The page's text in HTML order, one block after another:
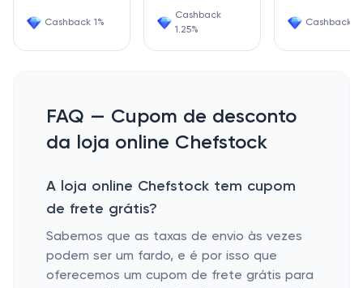
Cashback 1%
Cashback
1.25%
Cashback
FAQ — Cupom de desconto
da loja online Chefstock
A loja online Chefstock tem cupom
de frete grátis?
Sabemos que as taxas de envio às vezes
podem ser um fardo, e é por isso que
oferecemos um cupom de frete grátis para